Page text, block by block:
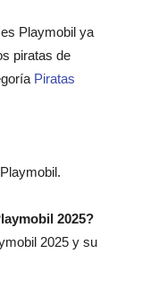
Playmobil ya
piratas de
Piratas
2025?
2025 y su